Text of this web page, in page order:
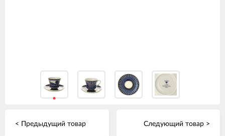
< Предыдущий товар Следующий товар >